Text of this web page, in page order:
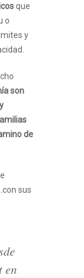
que
o
y
son
de
sus
en